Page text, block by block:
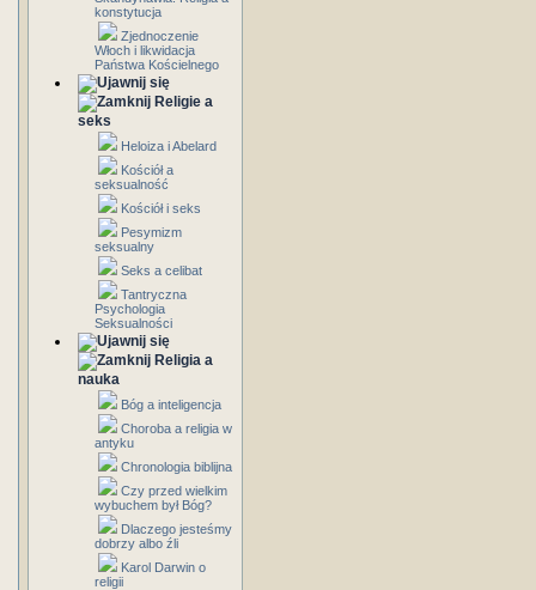
konstytucja
Zjednoczenie
Włoch i likwidacja
Państwa Kościelnego
Religie a
seks
Heloiza i Abelard
Kościół a
seksualność
Kościół i seks
Pesymizm
seksualny
Seks a celibat
Tantryczna
Psychologia
Seksualności
Religia a
nauka
Bóg a inteligencja
Choroba a religia w
antyku
Chronologia biblijna
Czy przed wielkim
wybuchem był Bóg?
Dlaczego jesteśmy
dobrzy albo źli
Karol Darwin o
religii